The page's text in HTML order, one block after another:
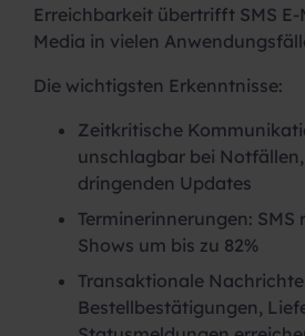
Erreichbarkeit übertrifft SMS
Media in vielen
Die wichtigsten Erkenntnisse:
Zeitkritische
unschlagbar bei
dringenden Updates
Terminerinnerungen: SMS
Shows um bis zu 82%
Transaktionale
Bestellbestätigungen,